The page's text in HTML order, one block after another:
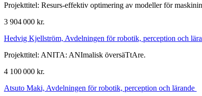
Projekttitel: Resurs-effektiv optimering av modeller för
3 904 000 kr.
Hedvig Kjellström, Avdelningen för robotik, perception och
Projekttitel: ANITA: ANImalisk översäTtAre.
4 100 000 kr.
Atsuto Maki, Avdelningen för robotik, perception och lärande